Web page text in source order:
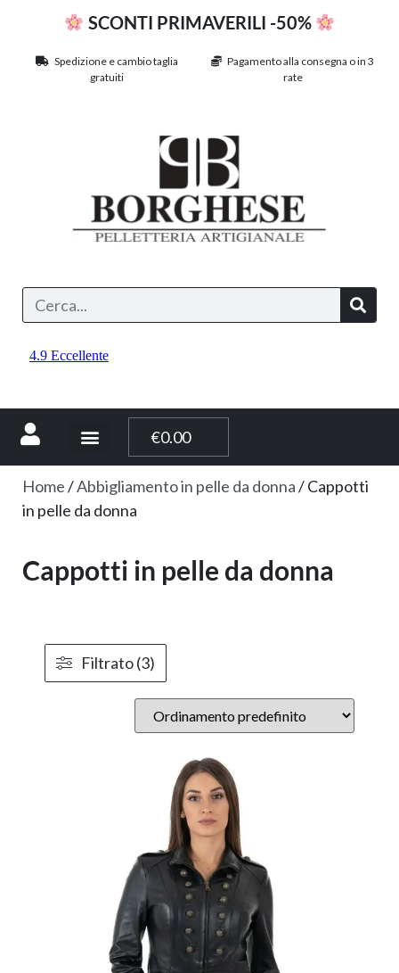
SCONTI PRIMAVERILI -50%
Spedizione e cambio taglia
gratuiti
Pagamento alla consegna o in 3
rate
€0.00
Home/Abbigliamento in pelle da donna/ Cappotti
in pelle da donna
Cappotti in pelle da donna
Filtrato (3)